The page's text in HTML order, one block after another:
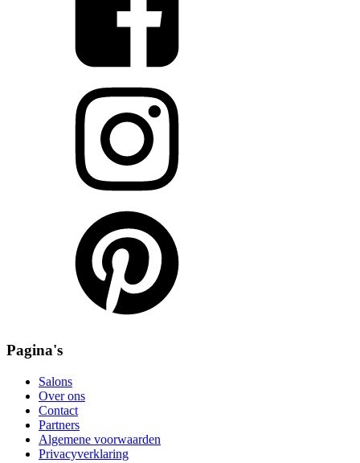
Pagina's
Salons
Over ons
Contact
Partners
Algemene voorwaarden
Privacyverklaring